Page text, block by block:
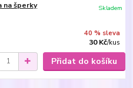
na šperky
40 % sleva
30 Kč/kus
Skladem
Přidat do košíku